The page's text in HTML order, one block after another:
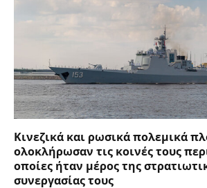
Κινεζικά και ρωσικά πολεμικά
ολοκλήρωσαν τις κοινές τους
οποίες ήταν μέρος της
συνεργασίας τους